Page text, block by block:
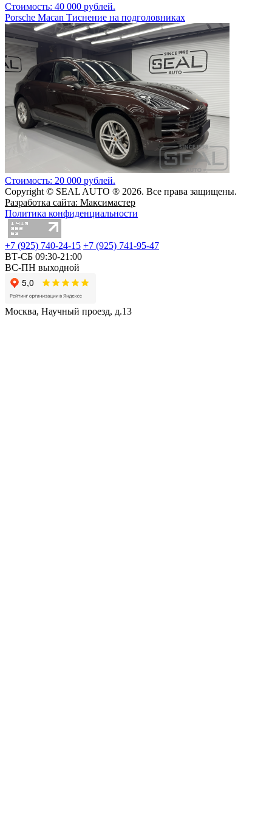
Стоимость: 40 000 рублей.
Porsche Macan Тиснение на подголовниках
Стоимость: 20 000 рублей.
Copyright © SEAL AUTO ® 2026. Все права защищены.
Разработка сайта: Максимастер
Политика конфиденциальности
+7 (925) 740-24-15 +7 (925) 741-95-47
ВТ-СБ 09:30-21:00
ВС-ПН выходной
Москва, Научный проезд, д.13